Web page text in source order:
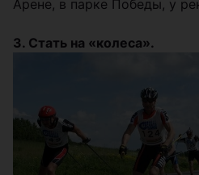
Арене, в парке Победы, у
3. Стать на «колеса».